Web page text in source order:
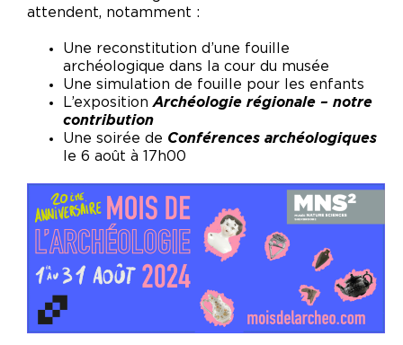
attendent, notamment :
Une reconstitution d’une fouille
archéologique dans la cour du musée
Une simulation de fouille pour les enfants
L’exposition Archéologie régionale – notre
contribution
Une soirée de Conférences archéologiques
le 6 août à 17h00